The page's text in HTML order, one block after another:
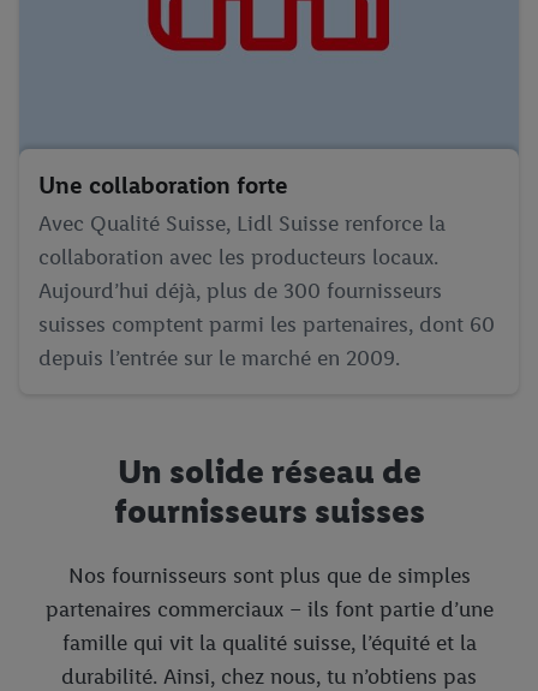
Une collaboration forte
Avec Qualité Suisse, Lidl Suisse renforce la
collaboration avec les producteurs locaux.
Aujourd’hui déjà, plus de 300 fournisseurs
suisses comptent parmi les partenaires, dont 60
depuis l’entrée sur le marché en 2009.
Un solide réseau de
fournisseurs suisses
Nos fournisseurs sont plus que de simples
partenaires commerciaux – ils font partie d’une
famille qui vit la qualité suisse, l’équité et la
durabilité. Ainsi, chez nous, tu n’obtiens pas
déclaration de confidentialité
mentions légales, c’est ici.